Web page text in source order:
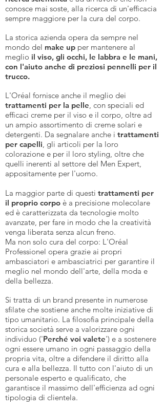
conosce mai soste, alla ricerca di un'efficacia
sempre maggiore per la cura del corpo.
La storica azienda opera da sempre nel
mondo del make up per mantenere al
meglio il viso, gli occhi, le labbra e le mani,
con l'aiuto anche di preziosi pennelli per il
trucco.
L'Oréal fornisce anche il meglio dei
trattamenti per la pelle, con speciali ed
efficaci creme per il viso e il corpo, oltre ad
un ampio assortimento di creme solari e
detergenti. Da segnalare anche i trattamenti
per capelli, gli articoli per la loro
colorazione e per il loro styling, oltre che
quelli inerenti al settore del Men Expert,
appositamente per l'uomo.
La maggior parte di questi trattamenti per
il proprio corpo è a precisione molecolare
ed è caratterizzata da tecnologie molto
avanzate, per fare in modo che la creatività
venga liberata senza alcun freno.
Ma non solo cura del corpo: L'Oréal
Professionel opera grazie ai propri
ambasciatori e ambasciatrici per garantire il
meglio nel mondo dell'arte, della moda e
della bellezza.
Si tratta di un brand presente in numerose
sfilate che sostiene anche molte iniziative di
tipo umanitario. La filosofia principale della
storica società serve a valorizzare ogni
individuo ('Perché voi valete') e a sostenere
ogni essere umano in ogni passaggio della
propria vita, oltre a difendere il diritto alla
cura e alla bellezza. Il tutto con l'aiuto di un
personale esperto e qualificato, che
garantisce il massimo dell'efficienza ad ogni
tipologia di clientela.